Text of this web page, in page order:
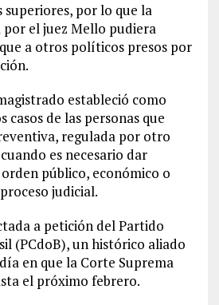
superiores, por lo que la
por el juez Mello pudiera
a otros políticos presos por
estableció como
casos de las personas que
regulada por otro
es necesario dar
público, económico o
judicial.
a petición del Partido
(PCdoB), un histórico aliado
en que la Corte Suprema
el próximo febrero.